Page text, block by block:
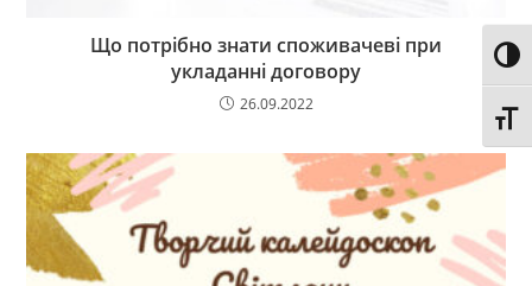
Що потрібно знати споживачеві при
укладанні договору
26.09.2022